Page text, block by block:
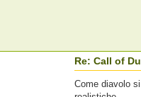
Re: Call of
Come diavolo